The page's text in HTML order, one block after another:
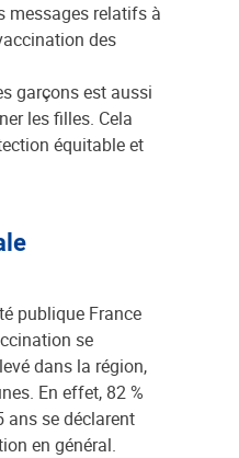
messages relatifs à
des
garçons est aussi
les filles. Cela
équitable et
publique France
se
dans la région,
En effet, 82 %
ans se déclarent
en général.